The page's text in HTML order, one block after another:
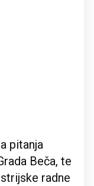
pitanja
Beča, te
radne